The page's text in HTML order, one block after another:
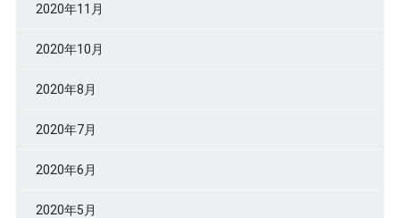
2020年11月
2020年10月
2020年8月
2020年7月
2020年6月
2020年5月